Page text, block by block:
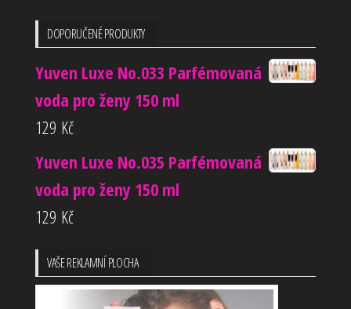
DOPORUČENÉ PRODUKTY
Yuven Luxe No.033 Parfémovaná
voda pro ženy 150 ml
129 Kč
Yuven Luxe No.035 Parfémovaná
voda pro ženy 150 ml
129 Kč
VAŠE REKLAMNÍ PLOCHA